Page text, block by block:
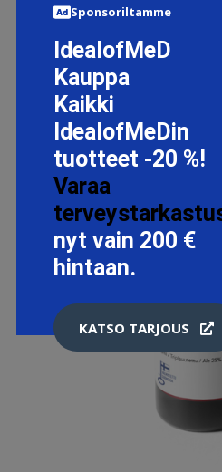
Sponsoriltamme
IdealofMeD
Kauppa
Kaikki
IdealofMeDin
tuotteet -20 %!
Varaa
nyt vain 200 €
hintaan.
KATSO TARJOUS